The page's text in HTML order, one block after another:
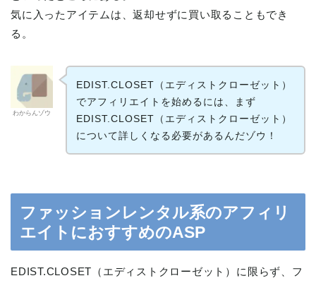
気に入ったアイテムは、返却せずに買い取ることもでき
る。
わからんゾウ
EDIST.CLOSET（エディストクローゼット）
でアフィリエイトを始めるには、まず
EDIST.CLOSET（エディストクローゼット）
について詳しくなる必要があるんだゾウ！
ファッションレンタル系のアフィリ
エイトにおすすめのASP
EDIST.CLOSET（エディストクローゼット）に限らず、フ